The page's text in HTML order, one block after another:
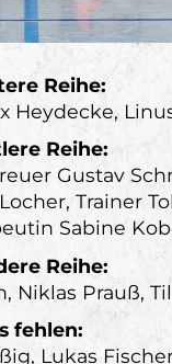
Reihe:
Heydecke,
Reihe:
Gustav
Trainer
Sabine
Reihe:
Niklas Prauß,
fehlen:
Lukas